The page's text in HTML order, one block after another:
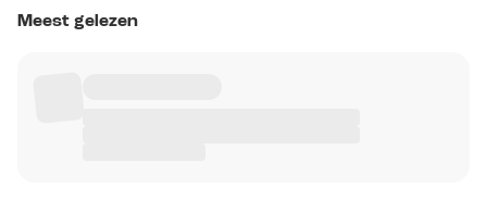
Meest gelezen